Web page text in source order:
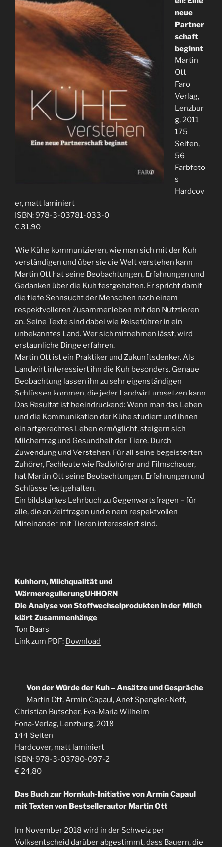
neue
Partner
schaft
beginnt
Martin
Ott
Faro
Verlag,
Lenzbur
g, 2011
175
Seiten,
56
Farbfoto
s
Hardcov
er, matt laminiert
ISBN: 978-3-03781-033-0
€ 31,90
Wie Kühe kommunizieren, wie man sich mit der Kuh
verständigen und über sie die Welt verstehen kann
Martin Ott hat seine Beobachtungen, Erfahrungen und
Gedanken über die Kuh festgehalten. Er spricht damit
die tiefe Sehnsucht der Menschen nach einem
respektvolleren Zusammenleben mit den Nutztieren
an. Seine Texte sind dabei wie Reiseführer in ein
unbekanntes Land. Wer sich mitnehmen lässt, wird
erstaunliche Dinge erfahren.
Martin Ott ist ein Praktiker und Zukunftsdenker. Als
Landwirt interessiert ihn die Kuh besonders. Genaue
Beobachtung lassen ihn zu sehr eigenständigen
Schlüssen kommen, die jeder Landwirt umsetzen kann.
Das Resultat ist beeindruckend: Wenn man das Leben
und die Kommunikation der Kühe studiert und ihnen
ein artgerechtes Leben ermöglicht, steigern sich
Milchertrag und Gesundheit der Tiere. Durch
Zuwendung und Verstehen. Für all seine begeisterten
Zuhörer, Fachleute wie Radiohörer und Filmschauer,
hat Martin Ott seine Beobachtungen, Erfahrungen und
Schlüsse festgehalten.
Ein bildstarkes Lehrbuch zu Gegenwartsfragen – für
alle, die an Zeitfragen und einem respektvollen
Miteinander mit Tieren interessiert sind.
Kuhhorn, Milchqualität und
WärmeregulierungUHHORN
Die Analyse von Stoffwechselprodukten in der Milch
klärt Zusammenhänge
Ton Baars
Link zum PDF: Download
Von der Würde der Kuh – Ansätze und Gespräche
Martin Ott, Armin Capaul, Anet Spengler-Neff,
Christian Butscher, Eva-Maria Wilhelm
Fona-Verlag, Lenzburg, 2018
144 Seiten
Hardcover, matt laminiert
ISBN: 978-3-03780-097-2
€ 24,80
Das Buch zur Hornkuh-Initiative von Armin Capaul
mit Texten von Bestsellerautor Martin Ott
Im November 2018 wird in der Schweiz per
Volksentscheid darüber abgestimmt, dass Bauern, die